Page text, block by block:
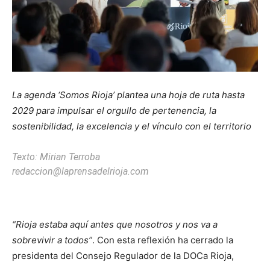
La agenda ‘Somos Rioja’ plantea una hoja de ruta hasta
2029 para impulsar el orgullo de pertenencia, la
sostenibilidad, la excelencia y el vínculo con el territorio
Texto: Mirian Terroba
redaccion@laprensadelrioja.com
“Rioja estaba aquí antes que nosotros y nos va a
sobrevivir a todos”. Con esta reflexión ha cerrado la
presidenta del Consejo Regulador de la DOCa Rioja,